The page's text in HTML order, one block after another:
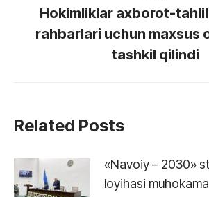
Next
post:
Hokimliklar axborot-
rahbarlari uchun maxsus
tashkil qilindi
Related Posts
«Navoiy – 2030»
loyihasi